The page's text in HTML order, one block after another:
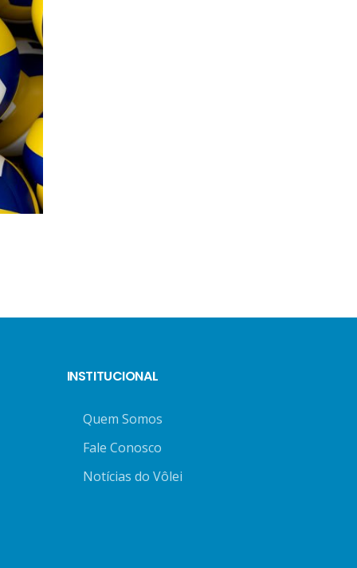
INSTITUCIONAL
Quem Somos
Fale Conosco
Notícias do Vôlei